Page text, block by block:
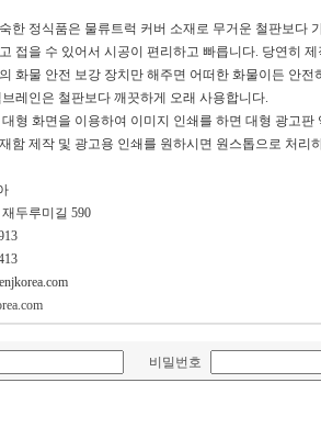
한 정식품은 물류트럭 커버 소재로 무거운 철판보다
접을 수 있어서 시공이 편리하고 빠릅니다. 당연히
화물 안전 보강 장치만 해주면 어떠한 화물이든 안전
레인은 철판보다 깨끗하게 오래 사용합니다.
형 화면을 이용하여 이미지 인쇄를 하면 대형 광고판
함 제작 및 광고용 인쇄를 원하시면 원스톱으로 처리
두루미길 590
비밀번호